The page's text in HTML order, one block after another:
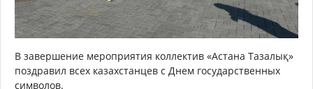
В завершение мероприятия коллектив «Астана Тазалық»
поздравил всех казахстанцев с Днем государственных
символов.